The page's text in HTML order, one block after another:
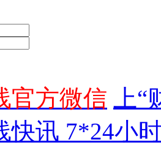
官方微信
上
快讯 7*24小